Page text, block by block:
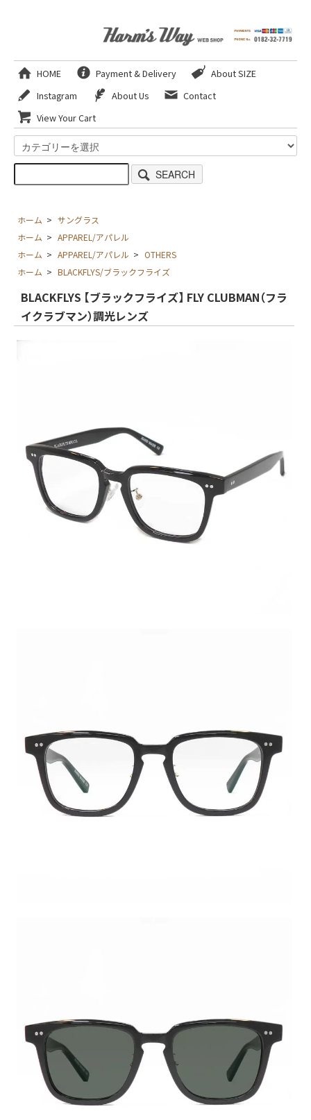
HOME Payment & Delivery
About SIZE
Instagram
About Us
Contact
View Your Cart
SEARCH
ホーム > サングラス
ホーム > APPAREL/アパレル
ホーム > APPAREL/アパレル > OTHERS
ホーム > BLACKFLYS/ブラックフライズ
BLACKFLYS 【ブラックフライズ】 FLY CLUBMAN（フラ
イクラブマン）調光レンズ